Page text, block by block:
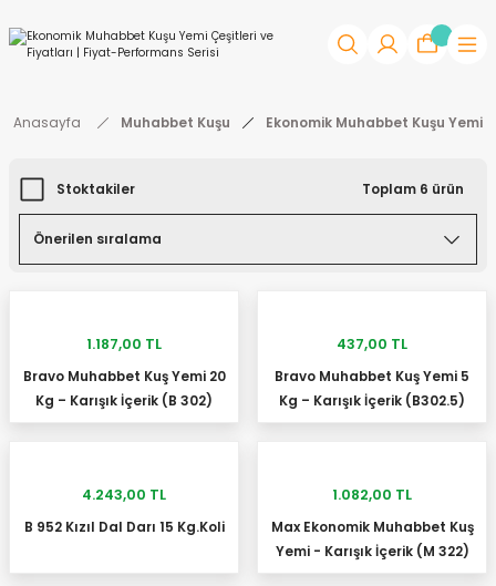
Anasayfa Muhabbet Kuşu Ekonomik Muhabbet Kuşu Yemi
Stoktakiler Toplam 6 ürün
1.187,00 TL
Bravo Muhabbet Kuş Yemi 20
Kg – Karışık İçerik (B 302)
SEPETE EKLE
437,00 TL
Bravo Muhabbet Kuş Yemi 5
Kg – Karışık İçerik (B302.5)
SEPETE EKLE
4.243,00 TL
B 952 Kızıl Dal Darı 15 Kg.Koli
SEPETE EKLE
1.082,00 TL
Max Ekonomik Muhabbet Kuş
Yemi - Karışık İçerik (M 322)
SEPETE EKLE